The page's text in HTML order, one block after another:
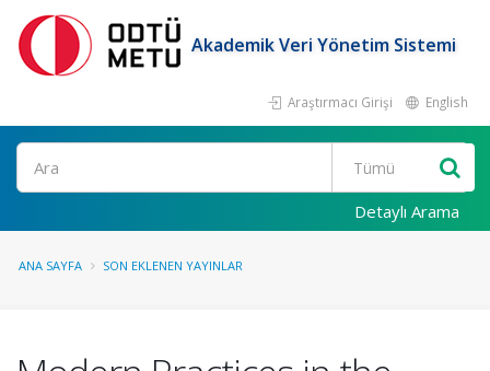
Akademik Veri Yönetim Sistemi
Araştırmacı Girişi English
Ara
Detaylı Arama
ANA SAYFA SON EKLENEN YAYINLAR